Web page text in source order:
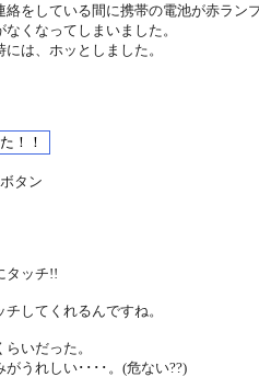
絡をしている間に携帯の電池が赤ラン
くなってしまいました。
は、ホッとしました。
タン
タッチ!!
してくれるんですね。
いだった。
がうれしい････。(危ない??)